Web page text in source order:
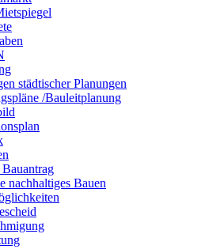
städtischer Planungen
/Bauleitplanung
nachhaltiges Bauen